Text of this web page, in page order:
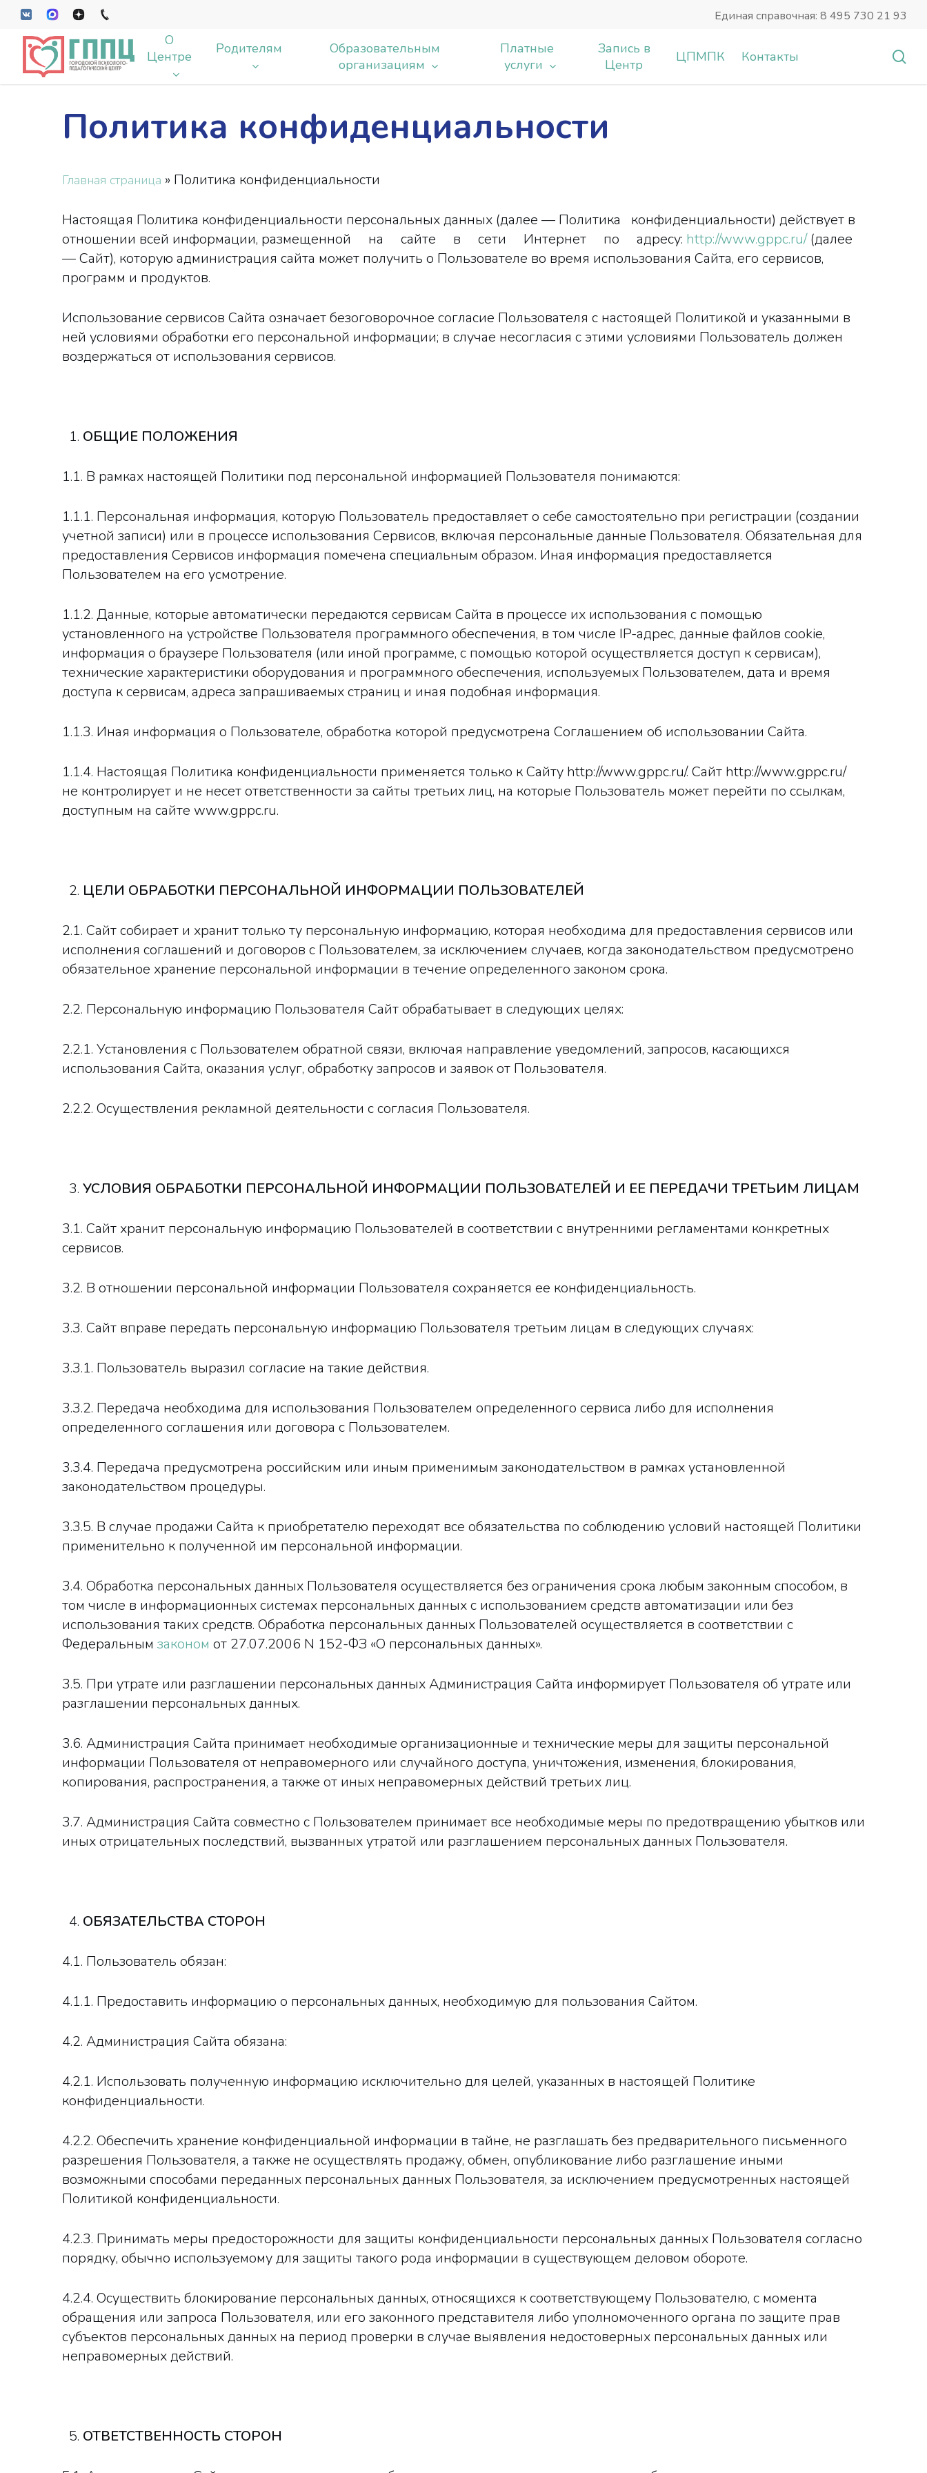
Skip
main
content
VK MAX Dzen tel Единая справочная: 8 495 730 21 93
Enter чтобы искать, Esc чтобы закрыть
О
Центре
Родителям
Образовательным
организациям
Платные
услуги
Запись в
Центр
ЦПМПК Контакты
Политика конфиденциальности
Главная страница » Политика конфиденциальности
Настоящая Политика конфиденциальности персональных данных (далее — Политика конфиденциальности) действует в
отношении всей информации, размещенной на сайте в сети Интернет по адресу: http://www.gppc.ru/(далее
— Сайт), которую администрация сайта может получить о Пользователе во время использования Сайта, его сервисов,
программ и продуктов.
Использование сервисов Сайта означает безоговорочное согласие Пользователя с настоящей Политикой и указанными в
ней условиями обработки его персональной информации; в случае несогласия с этими условиями Пользователь должен
воздержаться от использования сервисов.
ОБЩИЕ ПОЛОЖЕНИЯ
1.1. В рамках настоящей Политики под персональной информацией Пользователя понимаются:
1.1.1. Персональная информация, которую Пользователь предоставляет о себе самостоятельно при регистрации (создании
учетной записи) или в процессе использования Сервисов, включая персональные данные Пользователя. Обязательная для
предоставления Сервисов информация помечена специальным образом. Иная информация предоставляется
Пользователем на его усмотрение.
1.1.2. Данные, которые автоматически передаются сервисам Сайта в процессе их использования с помощью
установленного на устройстве Пользователя программного обеспечения, в том числе IP-адрес, данные файлов cookie,
информация о браузере Пользователя (или иной программе, с помощью которой осуществляется доступ к сервисам),
технические характеристики оборудования и программного обеспечения, используемых Пользователем, дата и время
доступа к сервисам, адреса запрашиваемых страниц и иная подобная информация.
1.1.3. Иная информация о Пользователе, обработка которой предусмотрена Соглашением об использовании Сайта.
1.1.4. Настоящая Политика конфиденциальности применяется только к Сайту http://www.gppc.ru/. Сайт http://www.gppc.ru/
не контролирует и не несет ответственности за сайты третьих лиц, на которые Пользователь может перейти по ссылкам,
доступным на cайте www.gppc.ru.
ЦЕЛИ ОБРАБОТКИ ПЕРСОНАЛЬНОЙ ИНФОРМАЦИИ ПОЛЬЗОВАТЕЛЕЙ
2.1. Сайт собирает и хранит только ту персональную информацию, которая необходима для предоставления сервисов или
исполнения соглашений и договоров с Пользователем, за исключением случаев, когда законодательством предусмотрено
обязательное хранение персональной информации в течение определенного законом срока.
2.2. Персональную информацию Пользователя Сайт обрабатывает в следующих целях:
2.2.1. Установления с Пользователем обратной связи, включая направление уведомлений, запросов, касающихся
использования Сайта, оказания услуг, обработку запросов и заявок от Пользователя.
2.2.2. Осуществления рекламной деятельности с согласия Пользователя.
УСЛОВИЯ ОБРАБОТКИ ПЕРСОНАЛЬНОЙ ИНФОРМАЦИИ ПОЛЬЗОВАТЕЛЕЙ И ЕЕ ПЕРЕДАЧИ ТРЕТЬИМ ЛИЦАМ
3.1. Сайт хранит персональную информацию Пользователей в соответствии с внутренними регламентами конкретных
сервисов.
3.2. В отношении персональной информации Пользователя сохраняется ее конфиденциальность.
3.3. Сайт вправе передать персональную информацию Пользователя третьим лицам в следующих случаях:
3.3.1. Пользователь выразил согласие на такие действия.
3.3.2. Передача необходима для использования Пользователем определенного сервиса либо для исполнения
определенного соглашения или договора с Пользователем.
3.3.4. Передача предусмотрена российским или иным применимым законодательством в рамках установленной
законодательством процедуры.
3.3.5. В случае продажи Сайта к приобретателю переходят все обязательства по соблюдению условий настоящей Политики
применительно к полученной им персональной информации.
3.4. Обработка персональных данных Пользователя осуществляется без ограничения срока любым законным способом, в
том числе в информационных системах персональных данных с использованием средств автоматизации или без
использования таких средств. Обработка персональных данных Пользователей осуществляется в соответствии с
Федеральным законом от 27.07.2006 N 152-ФЗ «О персональных данных».
3.5. При утрате или разглашении персональных данных Администрация Сайта информирует Пользователя об утрате или
разглашении персональных данных.
3.6. Администрация Сайта принимает необходимые организационные и технические меры для защиты персональной
информации Пользователя от неправомерного или случайного доступа, уничтожения, изменения, блокирования,
копирования, распространения, а также от иных неправомерных действий третьих лиц.
3.7. Администрация Сайта совместно с Пользователем принимает все необходимые меры по предотвращению убытков или
иных отрицательных последствий, вызванных утратой или разглашением персональных данных Пользователя.
ОБЯЗАТЕЛЬСТВА СТОРОН
4.1. Пользователь обязан:
4.1.1. Предоставить информацию о персональных данных, необходимую для пользования Сайтом.
4.2. Администрация Сайта обязана:
4.2.1. Использовать полученную информацию исключительно для целей, указанных в настоящей Политике
конфиденциальности.
4.2.2. Обеспечить хранение конфиденциальной информации в тайне, не разглашать без предварительного письменного
разрешения Пользователя, а также не осуществлять продажу, обмен, опубликование либо разглашение иными
возможными способами переданных персональных данных Пользователя, за исключением предусмотренных настоящей
Политикой конфиденциальности.
4.2.3. Принимать меры предосторожности для защиты конфиденциальности персональных данных Пользователя согласно
порядку, обычно используемому для защиты такого рода информации в существующем деловом обороте.
4.2.4. Осуществить блокирование персональных данных, относящихся к соответствующему Пользователю, с момента
обращения или запроса Пользователя, или его законного представителя либо уполномоченного органа по защите прав
субъектов персональных данных на период проверки в случае выявления недостоверных персональных данных или
неправомерных действий.
ОТВЕТСТВЕННОСТЬ СТОРОН